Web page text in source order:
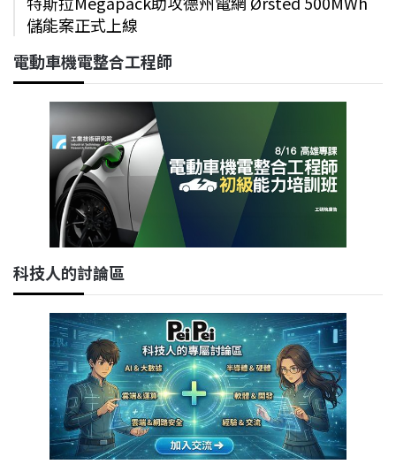
儲能案正式上線
電動車機電整合工程師
科技人的討論區